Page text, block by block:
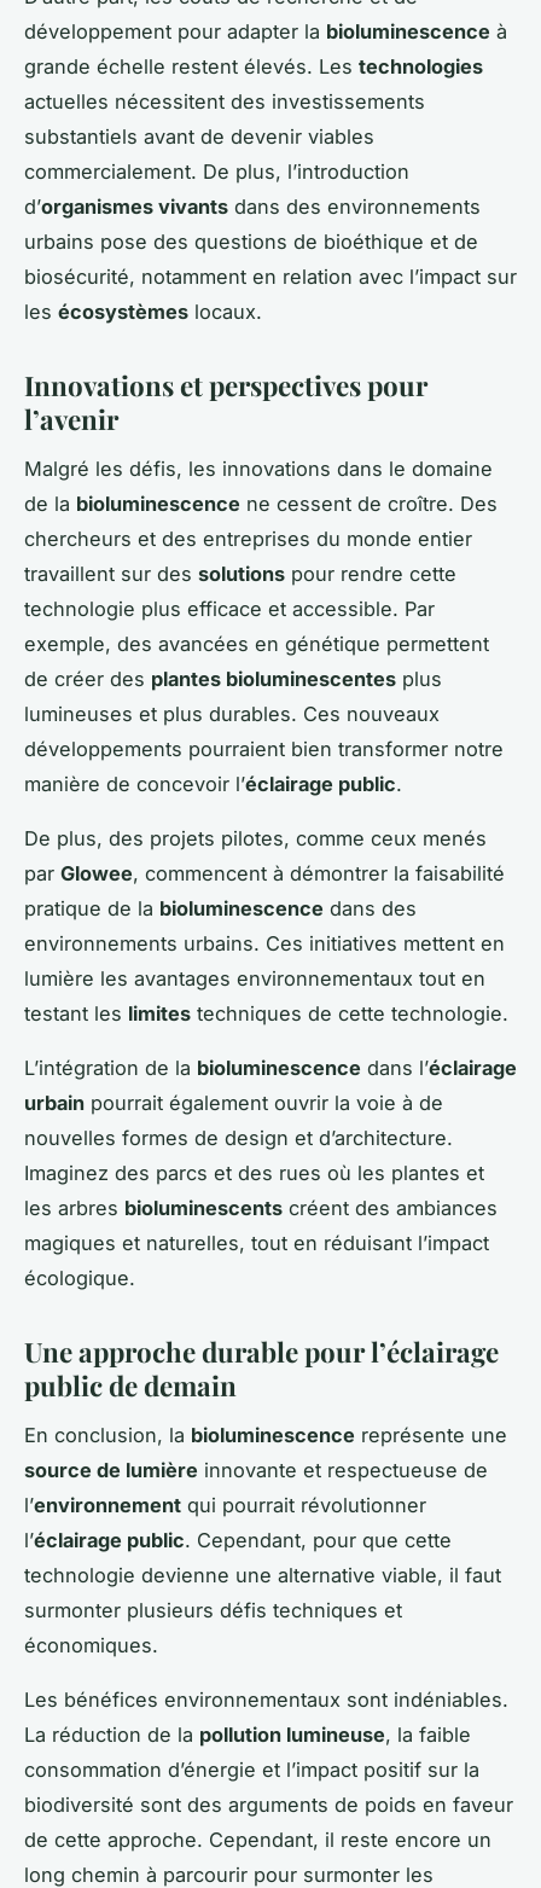
développement pour adapter la bioluminescence à
grande échelle restent élevés. Les technologies
actuelles nécessitent des investissements
substantiels avant de devenir viables
commercialement. De plus, l’introduction
d’organismes vivants dans des environnements
urbains pose des questions de bioéthique et de
biosécurité, notamment en relation avec l’impact sur
les écosystèmes locaux.
Innovations et perspectives pour
l’avenir
Malgré les défis, les innovations dans le domaine
de la bioluminescence ne cessent de croître. Des
chercheurs et des entreprises du monde entier
travaillent sur des solutions pour rendre cette
technologie plus efficace et accessible. Par
exemple, des avancées en génétique permettent
de créer des plantes bioluminescentes plus
lumineuses et plus durables. Ces nouveaux
développements pourraient bien transformer notre
manière de concevoir l’éclairage public.
De plus, des projets pilotes, comme ceux menés
par Glowee, commencent à démontrer la faisabilité
pratique de la bioluminescence dans des
environnements urbains. Ces initiatives mettent en
lumière les avantages environnementaux tout en
testant les limites techniques de cette technologie.
L’intégration de la bioluminescence dans l’éclairage
urbain pourrait également ouvrir la voie à de
nouvelles formes de design et d’architecture.
Imaginez des parcs et des rues où les plantes et
les arbres bioluminescents créent des ambiances
magiques et naturelles, tout en réduisant l’impact
écologique.
Une approche durable pour l’éclairage
public de demain
En conclusion, la bioluminescence représente une
source de lumière innovante et respectueuse de
l’environnement qui pourrait révolutionner
l’éclairage public. Cependant, pour que cette
technologie devienne une alternative viable, il faut
surmonter plusieurs défis techniques et
économiques.
Les bénéfices environnementaux sont indéniables.
La réduction de la pollution lumineuse, la faible
consommation d’énergie et l’impact positif sur la
biodiversité sont des arguments de poids en faveur
de cette approche. Cependant, il reste encore un
long chemin à parcourir pour surmonter les